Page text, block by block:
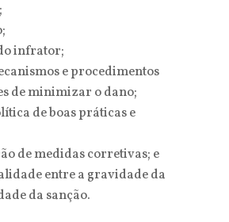
infrator;
e procedimentos
de minimizar o dano;
de boas práticas e
de medidas corretivas; e
entre a gravidade da
da sanção.